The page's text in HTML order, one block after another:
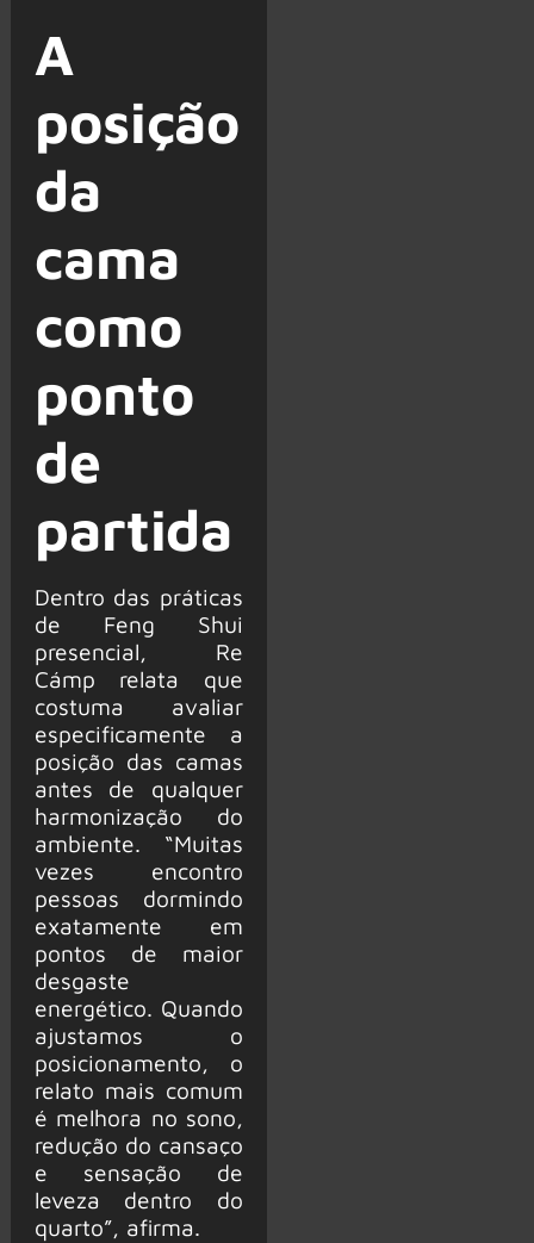
A
posição
da
cama
como
ponto
de
partida
Dentro das práticas
de Feng Shui
presencial, Re
Cámp relata que
costuma avaliar
especificamente a
posição das camas
antes de qualquer
harmonização do
ambiente. “Muitas
vezes encontro
pessoas dormindo
exatamente em
pontos de maior
desgaste
energético. Quando
ajustamos o
posicionamento, o
relato mais comum
é melhora no sono,
redução do cansaço
e sensação de
leveza dentro do
quarto”, afirma.